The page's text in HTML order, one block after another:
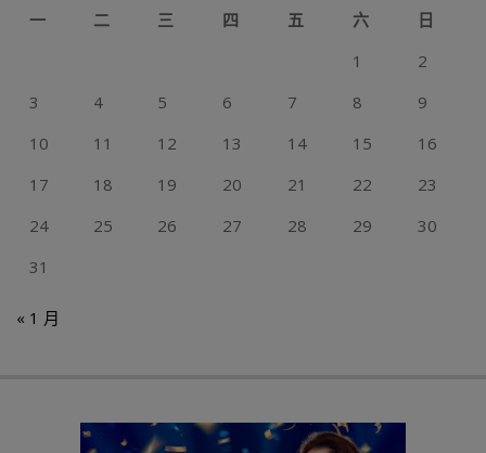
一
二 三 四 五 六
日
1
2
3
4 5 6 7 8
9
10
11 12 13 14 15
16
17
18 19 20 21 22
23
24
25 26 27 28 29
30
31
« 1 月